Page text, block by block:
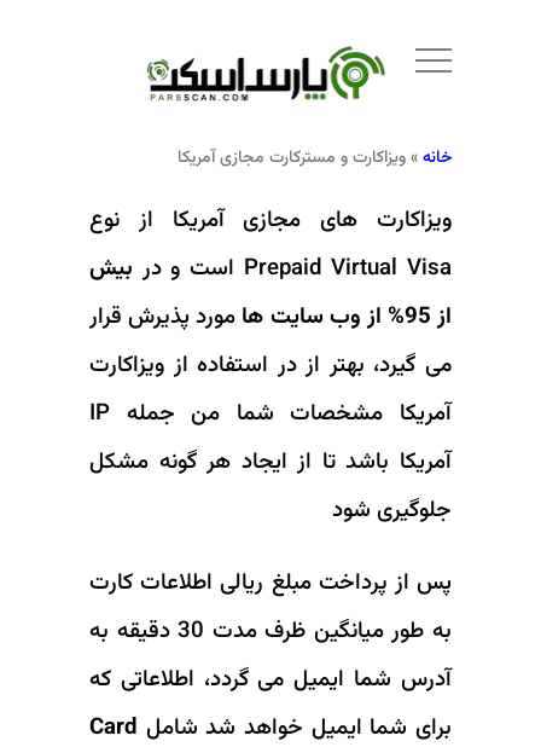
خانه»ویزاکارت و مسترکارت مجازی آمریکا
ویزاکارت های مجازی آمریکا از نوع
Prepaid Virtual Visa است و در
بیش
از 95% از وب سایت ها
مورد پذیرش قرار
می گیرد، بهتر از در استفاده از ویزاکارت
آمریکا مشخصات شما من جمله IP
آمریکا باشد تا از ایجاد هر گونه مشکل
جلوگیری شود
پس از پرداخت مبلغ ریالی اطلاعات کارت
به طور میانگین ظرف مدت 30 دقیقه به
آدرس شما ایمیل می گردد، اطلاعاتی که
برای شما ایمیل خواهد شد شامل Card